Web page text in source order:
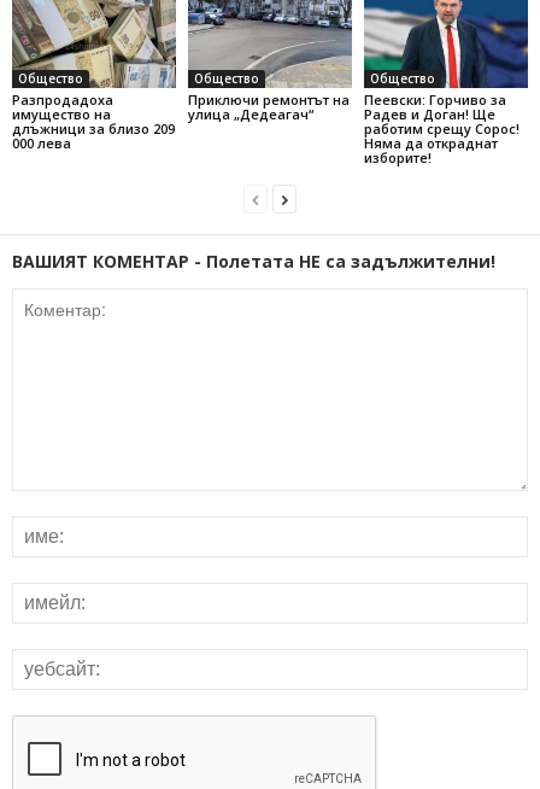
Общество
Разпродадоха
имущество на
длъжници за близо 209
000 лева
Общество
Приключи ремонтът на
улица „Дедеагач“
Общество
Пеевски: Горчиво за
Радев и Доган! Ще
работим срещу Сорос!
Няма да откраднат
изборите!
ВАШИЯТ КОМЕНТАР - Полетата НЕ са задължителни!